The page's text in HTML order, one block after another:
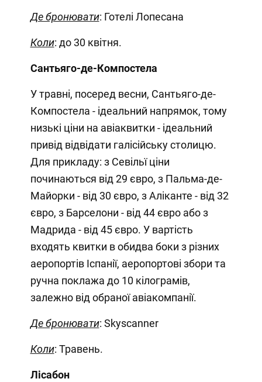
Де бронювати: Готелі Лопесана
Коли: до 30 квітня.
Сантьяго-де-Компостела
У травні, посеред весни, Сантьяго-де-
Компостела - ідеальний напрямок, тому
низькі ціни на авіаквитки - ідеальний
привід відвідати галісійську столицю.
Для прикладу: з Севільї ціни
починаються від 29 євро, з Пальма-де-
Майорки - від 30 євро, з Аліканте - від 32
євро, з Барселони - від 44 євро або з
Мадрида - від 45 євро. У вартість
входять квитки в обидва боки з різних
аеропортів Іспанії, аеропортові збори та
ручна поклажа до 10 кілограмів,
залежно від обраної авіакомпанії.
Де бронювати: Skyscanner
Коли: Травень.
Лісабон